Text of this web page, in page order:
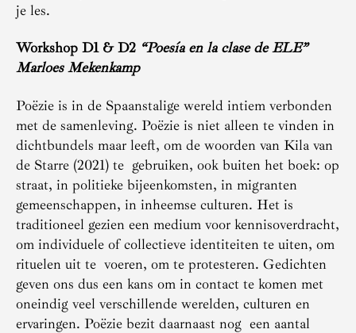
je les.
Workshop D1 & D2 “Poesía en la clase de ELE”
Marloes Mekenkamp
Poëzie is in de Spaanstalige wereld intiem verbonden
met de samenleving. Poëzie is niet alleen te vinden in
dichtbundels maar leeft, om de woorden van Kila van
de Starre (2021) te gebruiken, ook buiten het boek: op
straat, in politieke bijeenkomsten, in migranten
gemeenschappen, in inheemse culturen. Het is
traditioneel gezien een medium voor kennisoverdracht,
om individuele of collectieve identiteiten te uiten, om
rituelen uit te voeren, om te protesteren. Gedichten
geven ons dus een kans om in contact te komen met
oneindig veel verschillende werelden, culturen en
ervaringen. Poëzie bezit daarnaast nog een aantal